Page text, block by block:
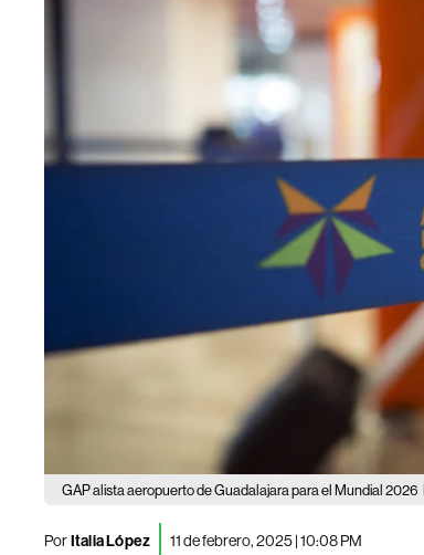
GAP alista aeropuerto de Guadalajara para el Mundial 2026
PorItalia López 11 de febrero, 2025 | 10:08 PM